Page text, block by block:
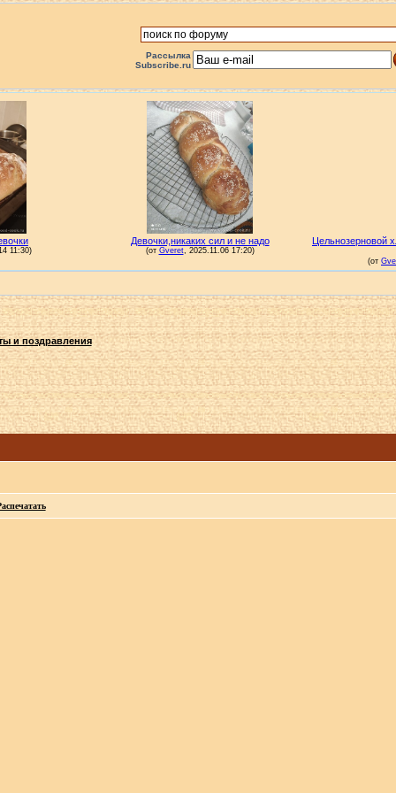
Рассылка
Subscribe.ru
и поздравления